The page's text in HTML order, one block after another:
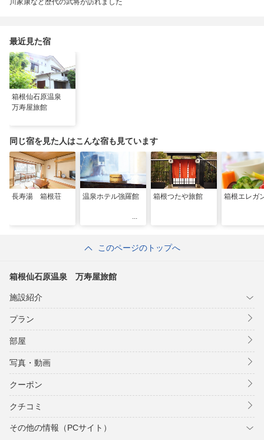
最近見た宿
箱根仙石原温泉
万寿屋旅館
同じ宿を見た人はこんな宿も見ています
長寿湯 箱根荘 温泉ホテル強羅館 箱根つたや旅館 箱根エレガ
このページのトップへ
箱根仙石原温泉 万寿屋旅館
施設紹介
プラン
部屋
写真・動画
クーポン
クチコミ
その他の情報（PCサイト）